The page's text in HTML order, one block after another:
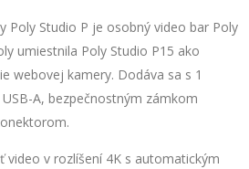
Poly Studio P je osobný video bar Poly
umiestnila Poly Studio P15 ako
webovej kamery. Dodáva sa s 1
A, bezpečnostným zámkom
video v rozlíšení 4K s automatickým